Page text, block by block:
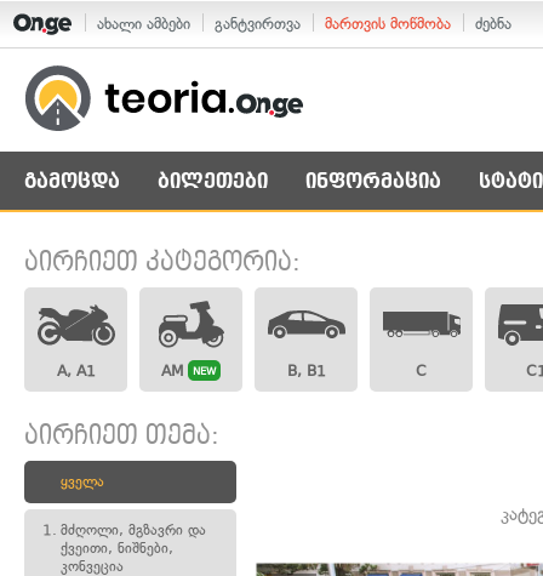
ახალი ამბები განტვირთვა მართვის მოწმობა ძებნა
გამოცდა ბილეთები ინფორმაცია
აირჩიეთ კატეგორია:
A, A1 AM NEW B, B1 C
აირჩიეთ თემა:
ყველა
1. მძღოლი, მგზავრი და
ქვეითი, ნიშნები,
კონვეცია